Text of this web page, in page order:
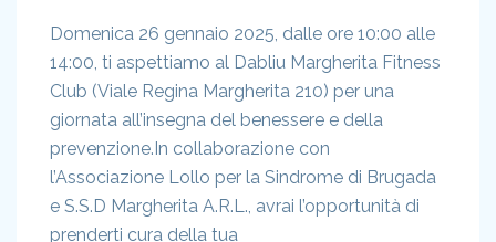
Domenica 26 gennaio 2025, dalle ore 10:00 alle
14:00, ti aspettiamo al Dabliu Margherita Fitness
Club (Viale Regina Margherita 210) per una
giornata all’insegna del benessere e della
prevenzione.In collaborazione con
l’Associazione Lollo per la Sindrome di Brugada
e S.S.D Margherita A.R.L., avrai l’opportunità di
prenderti cura della tua